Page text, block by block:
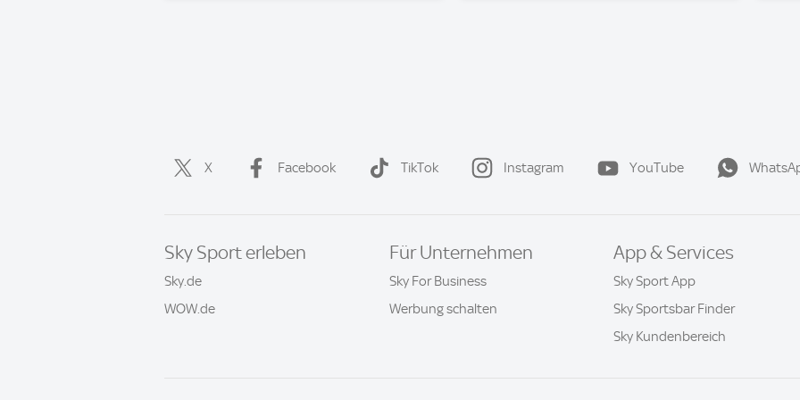
X Facebook TikTok Instagram YouTube
Sky Sport erleben
Sky.de
WOW.de
Für Unternehmen
Sky For Business
Werbung schalten
App & Services
Sky Sport App
Sky Sportsbar Finder
Sky Kundenbereich